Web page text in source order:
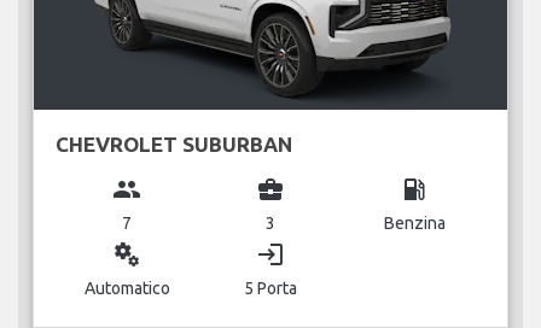
CHEVROLET SUBURBAN
group
7
business_center
3
local_gas_station
Benzina
miscellaneous_services
Automatico
login
5 Porta